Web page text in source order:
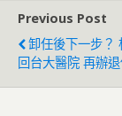
Previous Post
卸任後下一步？
回台大醫院 再辦